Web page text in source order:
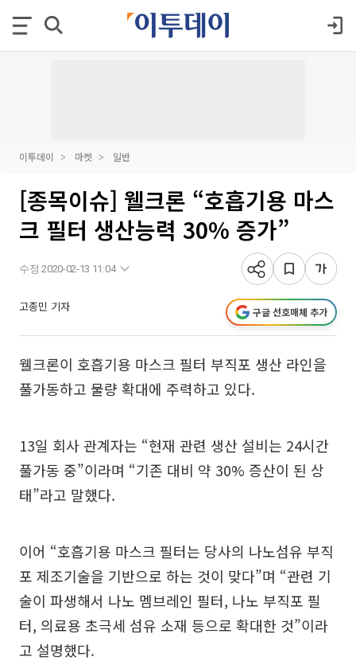
이투데이 마켓 일반
[종목이슈] 웰크론 “호흡기용 마스
크 필터 생산능력 30% 증가”
수정 2020-02-13 11:04
고종민 기자 구글 선호매체 추가
웰크론이 호흡기용 마스크 필터 부직포 생산 라인을
풀가동하고 물량 확대에 주력하고 있다.
13일 회사 관계자는 “현재 관련 생산 설비는 24시간
풀가동 중”이라며 “기존 대비 약 30% 증산이 된 상
태”라고 말했다.
이어 “호흡기용 마스크 필터는 당사의 나노섬유 부직
포 제조기술을 기반으로 하는 것이 맞다”며 “관련 기
술이 파생해서 나노 멤브레인 필터, 나노 부직포 필
터, 의료용 초극세 섬유 소재 등으로 확대한 것”이라
고 설명했다.